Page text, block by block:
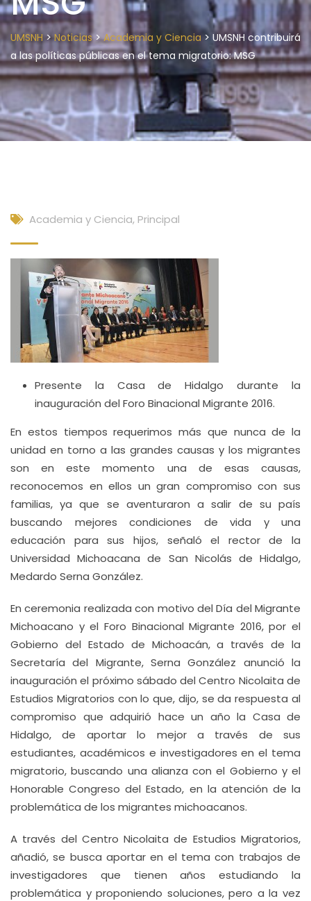
UMSNH>Noticias>Academia y Ciencia > UMSNH contribuirá
a las políticas públicas en el tema migratorio: MSG
Academia y Ciencia, Principal
Presente la Casa de Hidalgo durante la
inauguración del Foro Binacional Migrante 2016.
En estos tiempos requerimos más que nunca de la
unidad en torno a las grandes causas y los migrantes
son en este momento una de esas causas,
reconocemos en ellos un gran compromiso con sus
familias, ya que se aventuraron a salir de su país
buscando mejores condiciones de vida y una
educación para sus hijos, señaló el rector de la
Universidad Michoacana de San Nicolás de Hidalgo,
Medardo Serna González.
En ceremonia realizada con motivo del Día del Migrante
Michoacano y el Foro Binacional Migrante 2016, por el
Gobierno del Estado de Michoacán, a través de la
Secretaría del Migrante, Serna González anunció la
inauguración el próximo sábado del Centro Nicolaita de
Estudios Migratorios con lo que, dijo, se da respuesta al
compromiso que adquirió hace un año la Casa de
Hidalgo, de aportar lo mejor a través de sus
estudiantes, académicos e investigadores en el tema
migratorio, buscando una alianza con el Gobierno y el
Honorable Congreso del Estado, en la atención de la
problemática de los migrantes michoacanos.
A través del Centro Nicolaita de Estudios Migratorios,
añadió, se busca aportar en el tema con trabajos de
investigadores que tienen años estudiando la
problemática y proponiendo soluciones, pero a la vez